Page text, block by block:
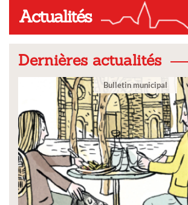
Actualités
Dernières actualités
Bulletin municipal